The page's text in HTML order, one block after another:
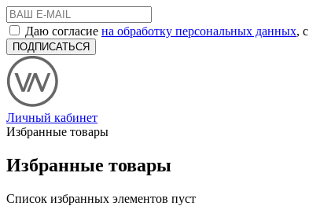
Даю согласие на обработку персональных данных, с
ПОДПИСАТЬСЯ
Личный кабинет
Избранные товары
Избранные товары
Список избранных элементов пуст